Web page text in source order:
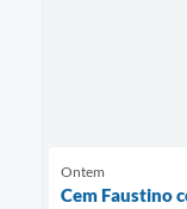
Ontem
Cem Faustino